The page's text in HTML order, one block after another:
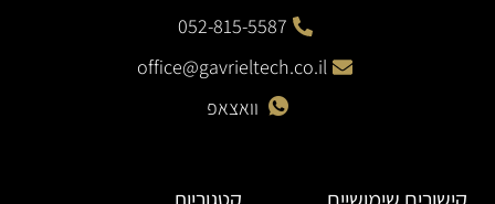
052-815-5587
office@gavrieltech.co.il
וואצאפ